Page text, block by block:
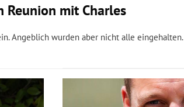
Reunion mit Charles
Angeblich wurden aber nicht alle eingehalten.